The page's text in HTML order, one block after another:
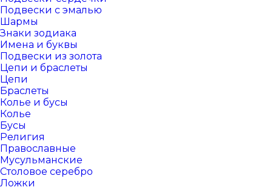
Подвески с эмалью
Шармы
Знаки зодиака
Имена и буквы
Подвески из золота
Цепи и браслеты
Цепи
Браслеты
Колье и бусы
Колье
Бусы
Религия
Православные
Мусульманские
Столовое серебро
Ложки